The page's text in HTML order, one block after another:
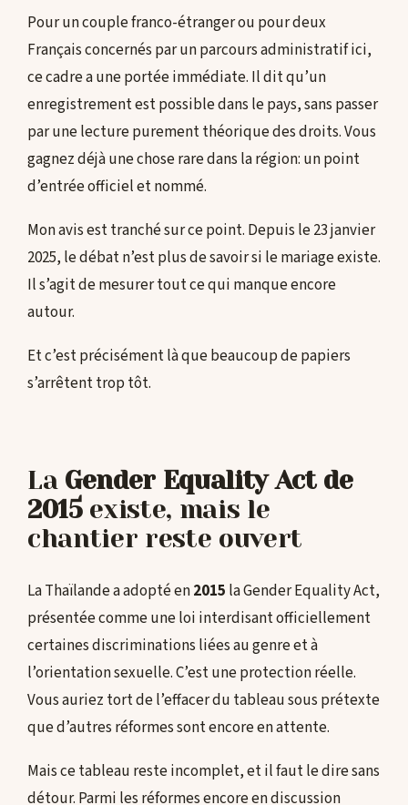
Pour un couple franco-étranger ou pour deux
Français concernés par un parcours administratif ici,
ce cadre a une portée immédiate. Il dit qu’un
enregistrement est possible dans le pays, sans passer
par une lecture purement théorique des droits. Vous
gagnez déjà une chose rare dans la région: un point
d’entrée officiel et nommé.
Mon avis est tranché sur ce point. Depuis le 23 janvier
2025, le débat n’est plus de savoir si le mariage existe.
Il s’agit de mesurer tout ce qui manque encore
autour.
Et c’est précisément là que beaucoup de papiers
s’arrêtent trop tôt.
La Gender Equality Act de
2015existe, mais le
chantier reste ouvert
La Thaïlande a adopté en2015 la Gender Equality Act,
présentée comme une loi interdisant officiellement
certaines discriminations liées au genre et à
l’orientation sexuelle. C’est une protection réelle.
Vous auriez tort de l’effacer du tableau sous prétexte
que d’autres réformes sont encore en attente.
Mais ce tableau reste incomplet, et il faut le dire sans
détour. Parmi les réformes encore en discussion